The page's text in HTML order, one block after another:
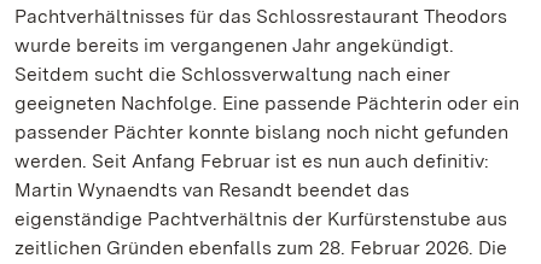
Pachtverhältnisses für das Schlossrestaurant Theodors
wurde bereits im vergangenen Jahr angekündigt.
Seitdem sucht die Schlossverwaltung nach einer
geeigneten Nachfolge. Eine passende Pächterin oder ein
passender Pächter konnte bislang noch nicht gefunden
werden. Seit Anfang Februar ist es nun auch definitiv:
Martin Wynaendts van Resandt beendet das
eigenständige Pachtverhältnis der Kurfürstenstube aus
zeitlichen Gründen ebenfalls zum 28. Februar 2026. Die